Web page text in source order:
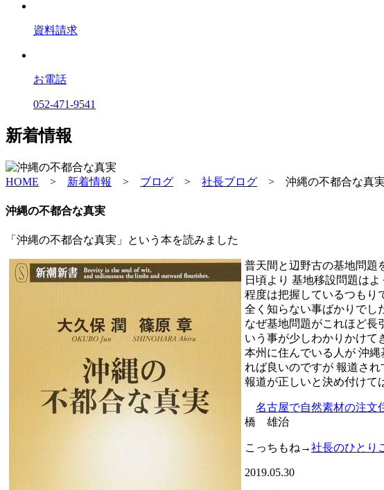
資料請求
お電話
052-471-9541
新着情報
HOME > 新着情報 > ブログ > 社長ブログ > 沖縄の不都合な真実
沖縄の不都合な真実
「沖縄の不都合な真実」という本を読みました
普天間と辺野古の基地問題
日頃より 基地移設問題は
程度は把握しているつもり
全く知らない事ばかりでし
なぜ基地問題がこれほど長
いう事が少しわかりかけて
本州に住んでいる人が 沖
れば良いのですが 報道さ
報道が正しいと決め付けて
名古屋で自然素材の注文
橋 雄治
こっちもね→社長のひとり
2019.05.30